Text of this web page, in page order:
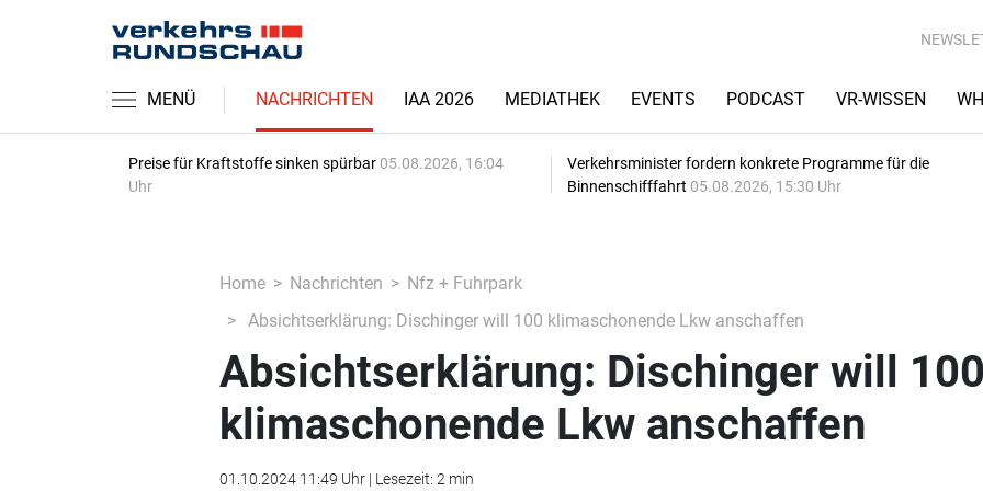
MENÜ NACHRICHTEN IAA 2026 MEDIATHEK EVENTS PODCAST VR-WISSEN
Preise für Kraftstoffe sinken spürbar 05.08.2026, 16:04
Uhr
Verkehrsminister fordern konkrete Programme für die
Binnenschifffahrt 05.08.2026, 15:30 Uhr
Home Nachrichten
Nfz + Fuhrpark
Absichtserklärung: Dischinger will 100 klimaschonende Lkw anschaffen
Absichtserklärung: Dischinger will 100
klimaschonende Lkw anschaffen
01.10.2024 11:49 Uhr | Lesezeit: 2 min